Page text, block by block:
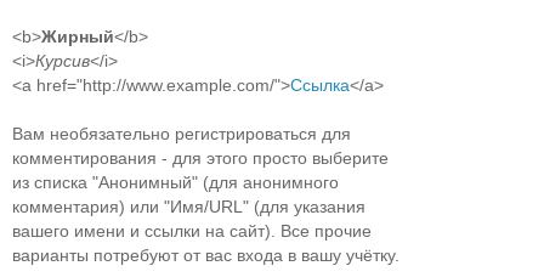
<b>Жирный</b>
<i>Курсив</i>
<a href="http://www.example.com/">Ссылка</a>
Вам необязательно регистрироваться для
комментирования - для этого просто выберите
из списка "Анонимный" (для анонимного
комментария) или "Имя/URL" (для указания
вашего имени и ссылки на сайт). Все прочие
варианты потребуют от вас входа в вашу учётку.